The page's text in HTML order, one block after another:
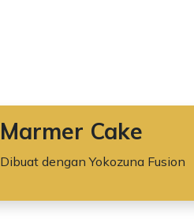
Marmer Cake
Dibuat dengan Yokozuna Fusion